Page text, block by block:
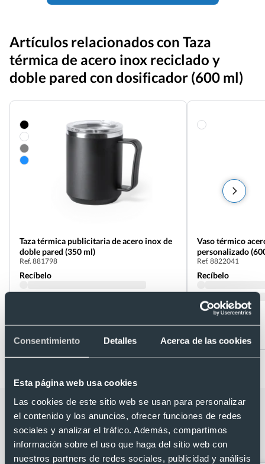
Consentimiento Detalles Acerca de las cookies
Esta página web usa cookies
Las cookies de este sitio web se usan para personalizar
el contenido y los anuncios, ofrecer funciones de redes
sociales y analizar el tráfico. Además, compartimos
información sobre el uso que haga del sitio web con
nuestros partners de redes sociales, publicidad y análisis
Artículos relacionados con Taza
térmica de acero inox reciclado y
doble pared con dosificador (600 ml)
Taza térmica publicitaria de acero inox de
doble pared (350 ml)
Ref. 881798
Recíbelo
Vaso térmico
personalizado
Ref. 8822041
Recíbelo
Categorías relacionadas con Taza
térmica de acero inox reciclado y
doble pared con dosificador (600 ml)